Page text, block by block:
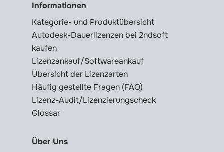
Informationen
Kategorie- und Produktübersicht
Autodesk-Dauerlizenzen bei 2ndsoft
kaufen
Lizenzankauf/Softwareankauf
Übersicht der Lizenzarten
Häufig gestellte Fragen (FAQ)
Lizenz-Audit/Lizenzierungscheck
Glossar
Über Uns